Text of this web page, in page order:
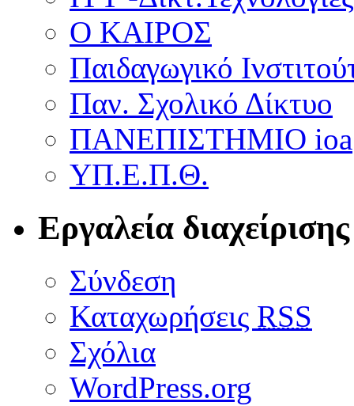
Ο ΚΑΙΡΟΣ
Παιδαγωγικό
Παν. Σχολικό Δίκτυο
ΠΑΝΕΠΙΣΤΗΜΙΟ ioa
ΥΠ.Ε.Π.Θ.
Εργαλεία διαχείρισης
Σύνδεση
Καταχωρήσεις RSS
Σχόλια
WordPress.org